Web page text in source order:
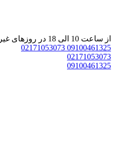
از ساعت 10 الی 18 در روزهای غیر تعطیل
09100461325
02171053073
02171053073
09100461325